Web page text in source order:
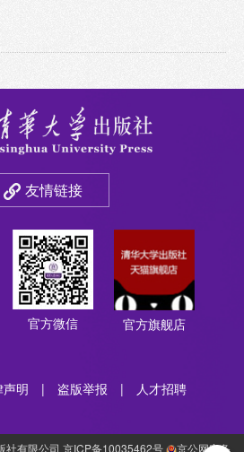
友情链接
官方微信 官方旗舰店
明 | 盗版举报 | 人才招聘
社有限公司 京ICP备10035462号 京公网安备